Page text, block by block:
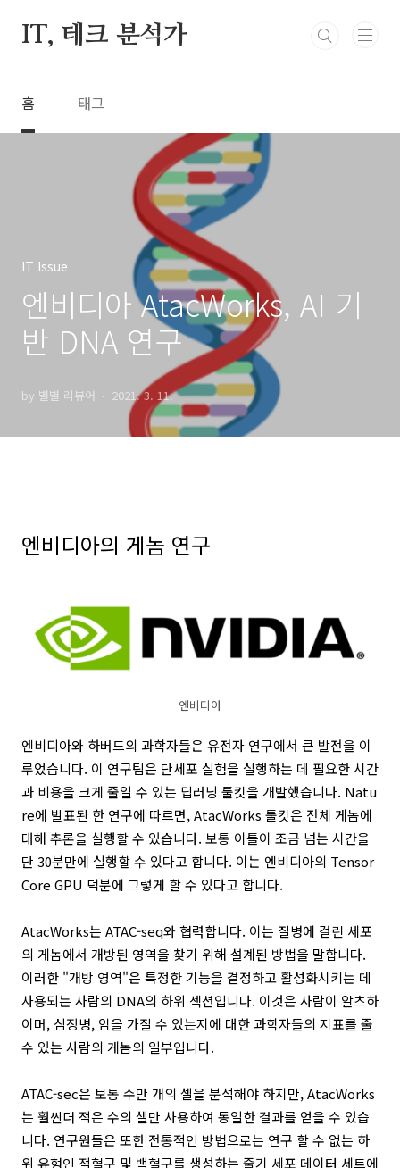
IT, 테크 분석가
홈 태그
IT Issue
엔비디아 AtacWorks, AI 기
반 DNA 연구
by 별별 리뷰어 2021. 3. 11.
엔비디아의 게놈 연구
엔비디아
엔비디아와 하버드의 과학자들은 유전자 연구에서 큰 발전을 이
루었습니다. 이 연구팀은 단세포 실험을 실행하는 데 필요한 시간
과 비용을 크게 줄일 수 있는 딥러닝 툴킷을 개발했습니다. Natu
re에 발표된 한 연구에 따르면, AtacWorks 툴킷은 전체 게놈에
대해 추론을 실행할 수 있습니다. 보통 이틀이 조금 넘는 시간을
단 30분만에 실행할 수 있다고 합니다. 이는 엔비디아의 Tensor
Core GPU 덕분에 그렇게 할 수 있다고 합니다.
AtacWorks는 ATAC-seq와 협력합니다. 이는 질병에 걸린 세포
의 게놈에서 개방된 영역을 찾기 위해 설계된 방법을 말합니다.
이러한 "개방 영역"은 특정한 기능을 결정하고 활성화시키는 데
사용되는 사람의 DNA의 하위 섹션입니다. 이것은 사람이 알츠하
이머, 심장병, 암을 가질 수 있는지에 대한 과학자들의 지표를 줄
수 있는 사람의 게놈의 일부입니다.
ATAC-sec은 보통 수만 개의 셀을 분석해야 하지만, AtacWorks
는 훨씬더 적은 수의 셀만 사용하여 동일한 결과를 얻을 수 있습
니다. 연구원들은 또한 전통적인 방법으로는 연구 할 수 없는 하
위 유형인 적혈구 및 백혈구를 생성하는 줄기 세포 데이터 세트에